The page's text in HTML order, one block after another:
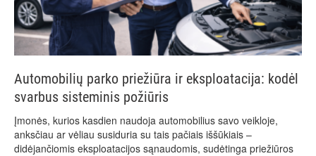
Automobilių parko priežiūra ir eksploatacija: kodėl
svarbus sisteminis požiūris
Įmonės, kurios kasdien naudoja automobilius savo veikloje,
anksčiau ar vėliau susiduria su tais pačiais iššūkiais –
didėjančiomis eksploatacijos sąnaudomis, sudėtinga priežiūros